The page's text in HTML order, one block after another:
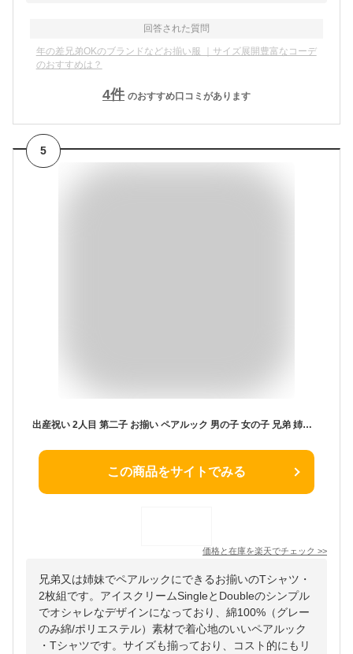
回答された質問
年の差兄弟OKのブランドなどお揃い服 ｜サイズ展開豊富なコーデ
のおすすめは？
4件 のおすすめ口コミがあります
5
出産祝い 2人目 第二子 お揃い ペアルック 男の子 女の子 兄弟 姉妹 きょうだい で おそろい 2人 / アイスクリーム Sigle×Double プリント / Tシャツ2枚組 ギフト セット プレゼント
この商品をサイトでみる
価格と在庫を楽天でチェック >>
兄弟又は姉妹でペアルックにできるお揃いのTシャツ・
2枚組です。アイスクリームSingleとDoubleのシンプル
でオシャレなデザインになっており、綿100%（グレー
のみ綿/ポリエステル）素材で着心地のいいペアルック
・Tシャツです。サイズも揃っており、コスト的にもリ